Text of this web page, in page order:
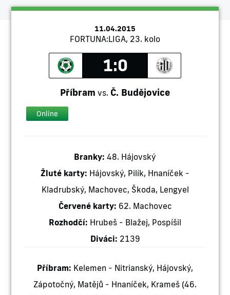
11.04.2015
FORTUNA:LIGA, 23. kolo
1:0
Příbram vs. Č. Budějovice
Online
Branky: 48. Hájovský
Žluté karty: Hájovský, Pilík, Hnaníček -
Kladrubský, Machovec, Škoda, Lengyel
Červené karty: 62. Machovec
Rozhodčí: Hrubeš - Blažej, Pospíšil
Diváci: 2139
Příbram: Kelemen - Nitrianský, Hájovský,
Zápotočný, Matějů - Hnaníček, Krameš (46.